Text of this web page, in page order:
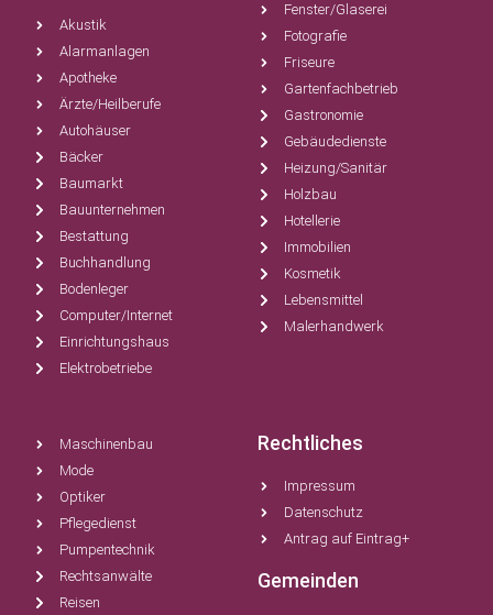
Akustik
Alarmanlagen
Apotheke
Ärzte/Heilberufe
Autohäuser
Bäcker
Baumarkt
Bauunternehmen
Bestattung
Buchhandlung
Bodenleger
Computer/Internet
Einrichtungshaus
Elektrobetriebe
Fenster/Glaserei
Fotografie
Friseure
Gartenfachbetrieb
Gastronomie
Gebäudedienste
Heizung/Sanitär
Holzbau
Hotellerie
Immobilien
Kosmetik
Lebensmittel
Malerhandwerk
Maschinenbau
Mode
Optiker
Pflegedienst
Pumpentechnik
Rechtsanwälte
Reisen
Rechtliches
Impressum
Datenschutz
Antrag auf Eintrag+
Gemeinden